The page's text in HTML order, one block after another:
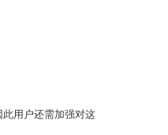
用户还需加强对这